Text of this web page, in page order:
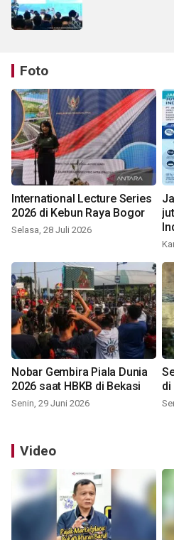
Foto
International Lecture Series
2026 di Kebun Raya Bogor
Selasa, 28 Juli 2026
Nobar Gembira Piala Dunia
2026 saat HBKB di Bekasi
Senin, 29 Juni 2026
di
Video